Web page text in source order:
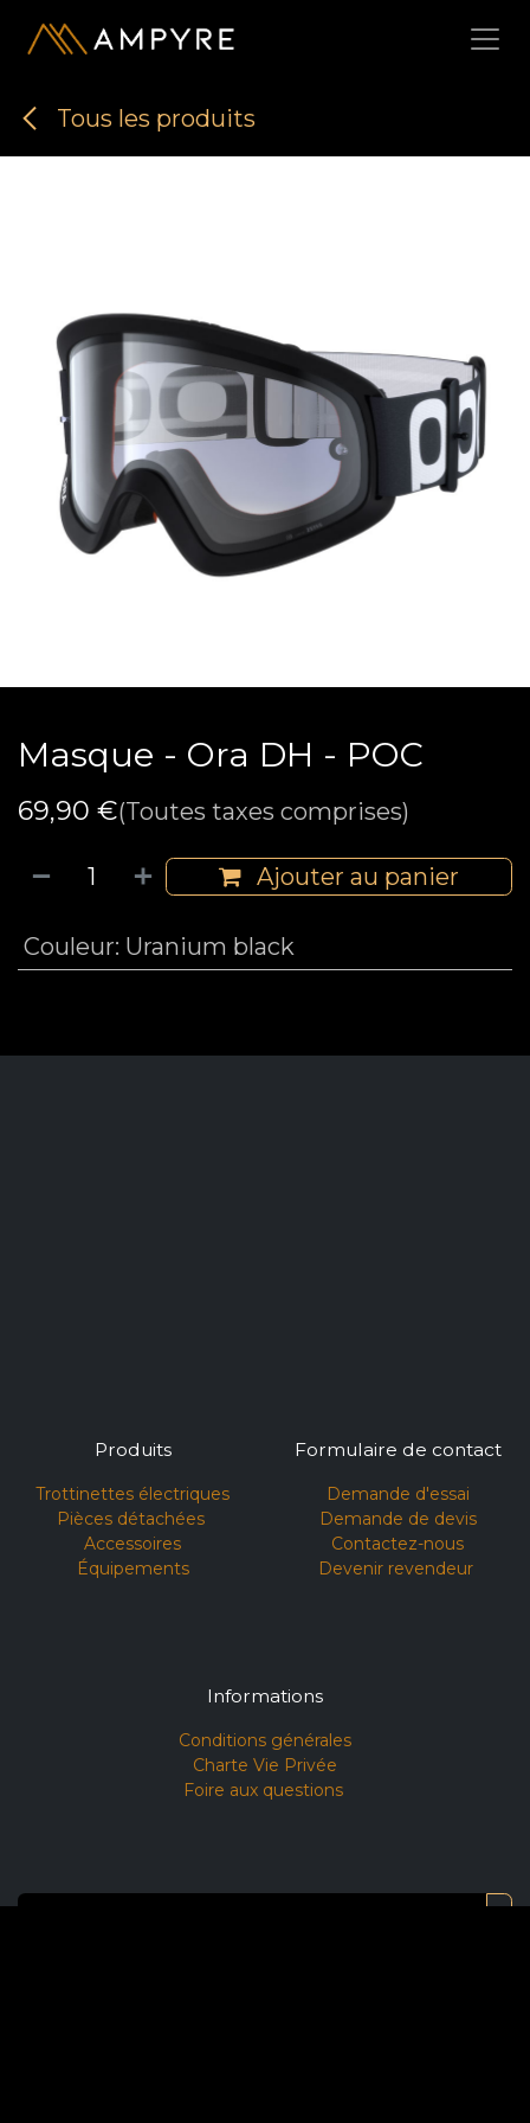
Se rendre au contenu
Tous les produits
Masque - Ora DH - POC
69,90 €(Toutes taxes comprises)
Ajouter au panier
Couleur: Uranium black
Produits
Trottinettes électriques
Pièces détachées
Accessoires
Équipements
Formulaire de contact
Demande d'essai​
Demande de devis
Contactez-nous
Devenir revendeur
Informations
Conditions générales​
Charte Vie Privée
Foire aux questions